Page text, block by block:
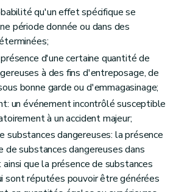
4
Explosifs
5 Air
qu'un effet spécifique se
période donnée ou dans des
d'une certaine quantité de
à des fins d'entreposage, de
bonne garde ou d'emmagasinage;
un événement incontrôlé susceptible
à un accident majeur;
substances dangereuses: la présence
de substances dangereuses dans
que la présence de substances
sont réputées pouvoir être générées